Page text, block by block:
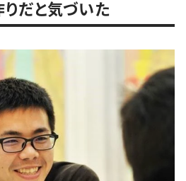
りだと気づいた